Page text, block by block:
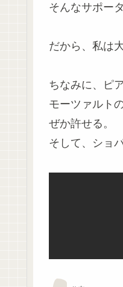
そんなサポー
だから、私は
ちなみに、ピ
モーツァルト
ぜか許せる。
そして、ショ